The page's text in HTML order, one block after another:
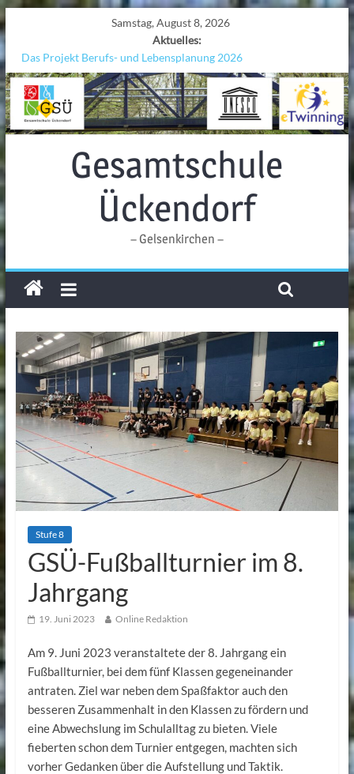
Samstag, August 8, 2026
Aktuelles:
Das Projekt Berufs- und Lebensplanung 2026
UNESCO Stadtradeln „Grenzen überwinden“
KCC-Workshop
Sicherheit auf den Wellen: Lehrkräfte bilden sich in Alicante fort
Ferien!!!
Gesamtschule
Ückendorf
– Gelsenkirchen –
Stufe 8
GSÜ-Fußballturnier im 8.
Jahrgang
19. Juni 2023 Online Redaktion
Am 9. Juni 2023 veranstaltete der 8. Jahrgang ein
Fußballturnier, bei dem fünf Klassen gegeneinander
antraten. Ziel war neben dem Spaßfaktor auch den
besseren Zusammenhalt in den Klassen zu fördern und
eine Abwechslung im Schulalltag zu bieten. Viele
fieberten schon dem Turnier entgegen, machten sich
vorher Gedanken über die Aufstellung und Taktik.